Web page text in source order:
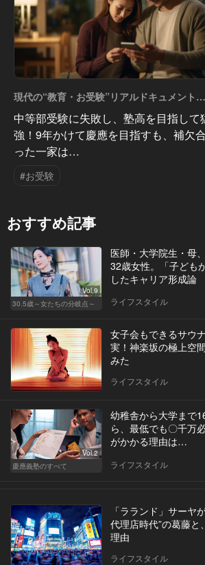
現代の“教育・お受験”リアルドキュメント
Vol.50
中等部受験に失敗し、塾高を目指して
強！9年かけて慶應を目指すも、補欠
った一家は…
#お受験
おすすめ記事
Vol.9
30.5歳～女たちの分岐点～
医師・大学院生・母
32歳女性。「子ども
したキャリア形成論
ライフスタイル
女子会もできるサウ
実！神楽坂の極上空
みた
ライフスタイル
Vol.2
慶應義塾のすべて
幼稚舎から大学まで
ら、最低でも〇千万
がかかる理由は…
ライフスタイル
「ラランド」サーヤ
代理店時代”の葛藤と
理由
ライフスタイル